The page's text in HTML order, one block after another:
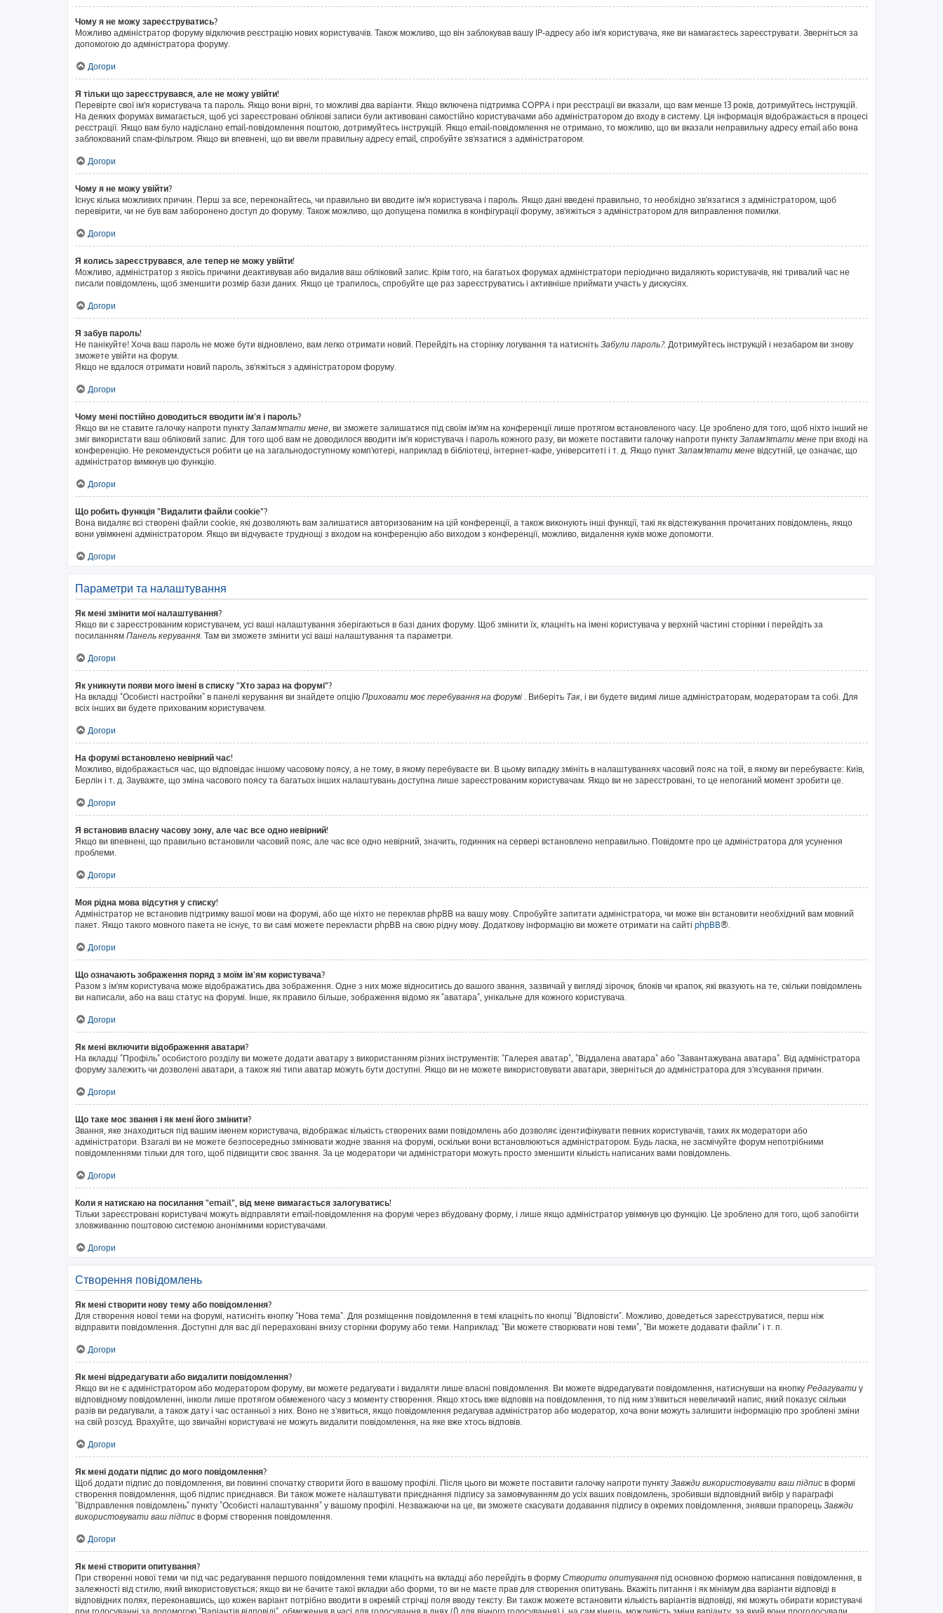
Чому я не можу зареєструватись?
Можливо адміністратор форуму відключив реєстрацію нових користувачів. Також можливо, що він заблокував вашу IP-адресу або ім'я користувача, яке ви намагаєтесь зареєструвати. Зверніться за
допомогою до адміністратора форуму.
Догори
Я тільки що зареєструвався, але не можу увійти!
Перевірте свої ім'я користувача та пароль. Якщо вони вірні, то можливі два варіанти. Якщо включена підтримка COPPA і при реєстрації ви вказали, що вам менше 13 років, дотримуйтесь інструкцій.
На деяких форумах вимагається, щоб усі зареєстровані облікові записи були активовані самостійно користувачами або адміністратором до входу в систему. Ця інформація відображається в процесі
реєстрації. Якщо вам було надіслано email-повідомлення поштою, дотримуйтесь інструкцій. Якщо email-повідомлення не отримано, то можливо, що ви вказали неправильну адресу email або вона
заблокований спам-фільтром. Якщо ви впевнені, що ви ввели правильну адресу email, спробуйте зв'язатися з адміністратором.
Догори
Чому я не можу увійти?
Існує кілька можливих причин. Перш за все, переконайтесь, чи правильно ви вводите ім'я користувача і пароль. Якщо дані введені правильно, то необхідно зв'язатися з адміністратором, щоб
перевірити, чи не був вам заборонено доступ до форуму. Також можливо, що допущена помилка в конфігурації форуму, зв'яжіться з адміністратором для виправлення помилки.
Догори
Я колись зареєструвався, але тепер не можу увійти!
Можливо, адміністратор з якоїсь причини деактивував або видалив ваш обліковий запис. Крім того, на багатьох форумах адміністратори періодично видаляють користувачів, які тривалий час не
писали повідомлень, щоб зменшити розмір бази даних. Якщо це трапилось, спробуйте ще раз зареєструватись і активніше приймати участь у дискусіях.
Догори
Я забув пароль!
Не панікуйте! Хоча ваш пароль не може бути відновлено, вам легко отримати новий. Перейдіть на сторінку логування та натисніть Забули пароль?. Дотримуйтесь інструкцій і незабаром ви знову
зможете увійти на форум.
Якщо не вдалося отримати новий пароль, зв'яжіться з адміністратором форуму.
Догори
Чому мені постійно доводиться вводити ім’я і пароль?
Якщо ви не ставите галочку напроти пункту Запам'ятати мене, ви зможете залишатися під своїм ім'ям на конференції лише протягом встановленого часу. Це зроблено для того, щоб ніхто інший не
зміг використати ваш обліковий запис. Для того щоб вам не доводилося вводити ім'я користувача і пароль кожного разу, ви можете поставити галочку напроти пункту Запам'ятати мене при вході на
конференцію. Не рекомендується робити це на загальнодоступному комп'ютері, наприклад в бібліотеці, інтернет-кафе, університеті і т. д. Якщо пункт Запам'ятати мене відсутній, це означає, що
адміністратор вимкнув цю функцію.
Догори
Що робить функція "Видалити файли cookie"?
Вона видаляє всі створені файли cookie, які дозволяють вам залишатися авторизованим на цій конференції, а також виконують інші функції, такі як відстежування прочитаних повідомлень, якщо
вони увімкнені адміністратором. Якщо ви відчуваєте труднощі з входом на конференцію або виходом з конференції, можливо, видалення куків може допомогти.
Догори
Параметри та налаштування
Як мені змінити мої налаштування?
Якщо ви є зареєстрованим користувачем, усі ваші налаштування зберігаються в базі даних форуму. Щоб змінити їх, клацніть на імені користувача у верхній частині сторінки і перейдіть за
посиланням Панель керування. Там ви зможете змінити усі ваші налаштування та параметри.
Догори
Як уникнути появи мого імені в списку "Хто зараз на форумі"?
На вкладці "Особисті настройки" в панелі керування ви знайдете опцію Приховати моє перебування на форумі . Виберіть Так, і ви будете видимі лише адміністраторам, модераторам та собі. Для
всіх інших ви будете прихованим користувачем.
Догори
На форумі встановлено невірний час!
Можливо, відображається час, що відповідає іншому часовому поясу, а не тому, в якому перебуваєте ви. В цьому випадку змініть в налаштуваннях часовий пояс на той, в якому ви перебуваєте: Київ,
Берлін і т. д. Зауважте, що зміна часового поясу та багатьох інших налаштувань доступна лише зареєстрованим користувачам. Якщо ви не зареєстровані, то це непоганий момент зробити це.
Догори
Я встановив власну часову зону, але час все одно невірний!
Якщо ви впевнені, що правильно встановили часовий пояс, але час все одно невірний, значить, годинник на сервері встановлено неправильно. Повідомте про це адміністратора для усунення
проблеми.
Догори
Моя рідна мова відсутня у списку!
Адміністратор не встановив підтримку вашої мови на форумі, або ще ніхто не переклав phpBB на вашу мову. Спробуйте запитати адміністратора, чи може він встановити необхідний вам мовний
пакет. Якщо такого мовного пакета не існує, то ви самі можете перекласти phpBB на свою рідну мову. Додаткову інформацію ви можете отримати на сайті phpBB®.
Догори
Що означають зображення поряд з моїм ім'ям користувача?
Разом з ім'ям користувача може відображатись два зображення. Одне з них може відноситись до вашого звання, зазвичай у вигляді зірочок, блоків чи крапок, які вказують на те, скільки повідомлень
ви написали, або на ваш статус на форумі. Інше, як правило більше, зображення відомо як "аватара", унікальне для кожного користувача.
Догори
Як мені включити відображення аватари?
На вкладці "Профіль" особистого розділу ви можете додати аватару з використанням різних інструментів: "Галерея аватар", "Віддалена аватара" або "Завантажувана аватара". Від адміністратора
форуму залежить чи дозволені аватари, а також які типи аватар можуть бути доступні. Якщо ви не можете використовувати аватари, зверніться до адміністратора для з'ясування причин.
Догори
Що таке моє звання і як мені його змінити?
Звання, яке знаходиться під вашим іменем користувача, відображає кількість створених вами повідомлень або дозволяє ідентифікувати певних користувачів, таких як модератори або
адміністратори. Взагалі ви не можете безпосередньо змінювати жодне звання на форумі, оскільки вони встановлюються адміністратором. Будь ласка, не засмічуйте форум непотрібними
повідомленнями тільки для того, щоб підвищити своє звання. За це модератори чи адміністратори можуть просто зменшити кількість написаних вами повідомлень.
Догори
Коли я натискаю на посилання "email", від мене вимагається залогуватись!
Тільки зареєстровані користувачі можуть відправляти email-повідомлення на форумі через вбудовану форму, і лише якщо адміністратор увімкнув цю функцію. Це зроблено для того, щоб запобігти
зловживанню поштовою системою анонімними користувачами.
Догори
Створення повідомлень
Як мені створити нову тему або повідомлення?
Для створення нової теми на форумі, натисніть кнопку "Нова тема". Для розміщення повідомлення в темі клацніть по кнопці "Відповісти". Можливо, доведеться зареєструватися, перш ніж
відправити повідомлення. Доступні для вас дії перераховані внизу сторінки форуму або теми. Наприклад: "Ви можете створювати нові теми", "Ви можете додавати файли" і т. п.
Догори
Як мені відредагувати або видалити повідомлення?
Якщо ви не є адміністратором або модератором форуму, ви можете редагувати і видаляти лише власні повідомлення. Ви можете відредагувати повідомлення, натиснувши на кнопку Редагувати у
відповідному повідомленні, інколи лише протягом обмеженого часу з моменту створення. Якщо хтось вже відповів на повідомлення, то під ним з'явиться невеличкий напис, який показує скільки
разів ви редагували, а також дату і час останньої з них. Воно не з'явиться, якщо повідомлення редагував адміністратор або модератор, хоча вони можуть залишити інформацію про зроблені зміни
на свій розсуд. Врахуйте, що звичайні користувачі не можуть видалити повідомлення, на яке вже хтось відповів.
Догори
Як мені додати підпис до мого повідомлення?
Щоб додати підпис до повідомлення, ви повинні спочатку створити його в вашому профілі. Після цього ви можете поставити галочку напроти пункту Завжди використовувати ваш підпис в формі
створення повідомлення, щоб підпис приєднався. Ви також можете налаштувати приєднання підпису за замовчуванням до усіх ваших повідомлень, зробивши відповідний вибір у параграфі
"Відправлення повідомлень" пункту "Особисті налаштування" у вашому профілі. Незважаючи на це, ви зможете скасувати додавання підпису в окремих повідомлення, знявши прапорець Завжди
використовувати ваш підпис в формі створення повідомлення.
Догори
Як мені створити опитування?
При створенні нової теми чи під час редагування першого повідомлення теми клацніть на вкладці або перейдіть в форму Створити опитування під основною формою написання повідомлення, в
залежності від стилю, який використовується; якщо ви не бачите такої вкладки або форми, то ви не маєте прав для створення опитувань. Вкажіть питання і як мінімум два варіанти відповіді в
відповідних полях, переконавшись, що кожен варіант потрібно вводити в окремій стрічці поля вводу тексту. Ви також можете встановити кількість варіантів відповіді, які можуть обирати користувачі